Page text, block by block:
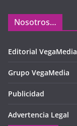
Nosotros…
Editorial VegaMedia
Grupo VegaMedia
Publicidad
Advertencia Legal